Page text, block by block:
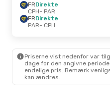
FRDirekte
CPH- PAR
FRDirekte
PAR- CPH
Priserne vist nedenfor var
dage for den angivne
endelige pris. Bemærk
kan ændres.